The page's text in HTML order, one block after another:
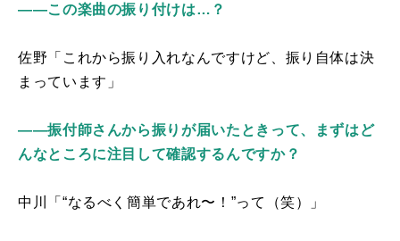
――この楽曲の振り付けは…？
佐野「これから振り入れなんですけど、振り自体は決
まっています」
――振付師さんから振りが届いたときって、まずはど
んなところに注目して確認するんですか？
中川「“なるべく簡単であれ〜！”って（笑）」